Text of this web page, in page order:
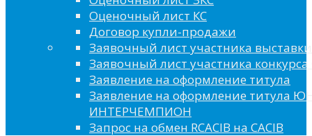
Оценочный лист КС
Договор купли-продажи
Заявочный лист участника выставки
Заявочный лист участника конкурса
Заявление на оформление титула
Заявление на оформление титула
ИНТЕРЧЕМПИОН
Запрос на обмен RCACIB на CACIB